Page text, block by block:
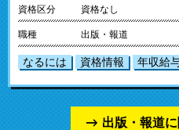
資格区分 資格なし
職種 出版・報道
なるには 資格情報 年収給
出版・報道